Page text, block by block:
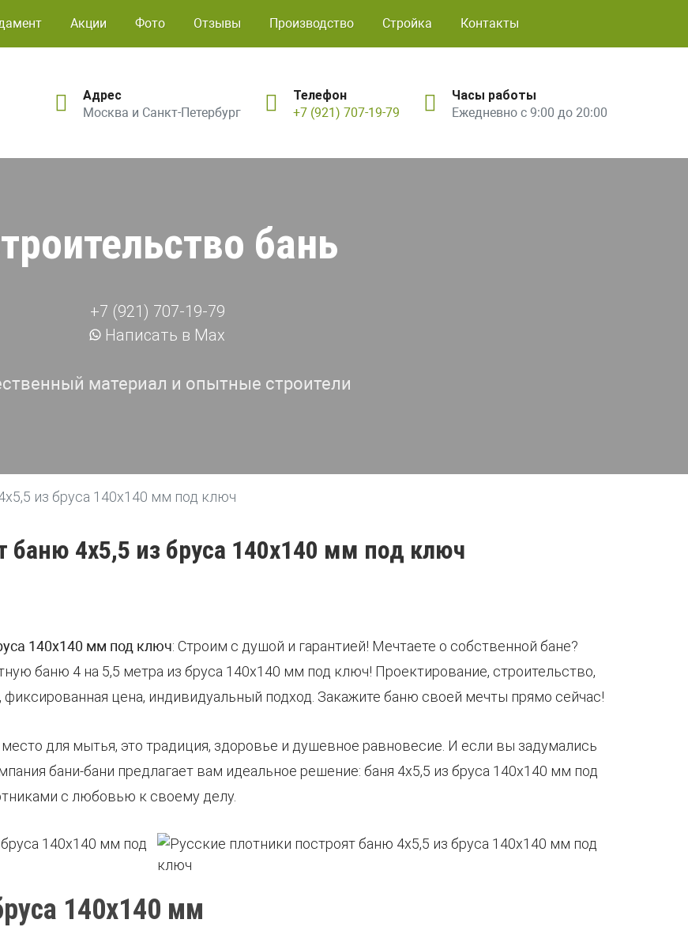
Акции Фото Отзывы Производство Стройка Контакты
Адрес
Москва и Санкт-Петербург
Телефон
+7 (921) 707-19-79
Часы работы
Ежедневно с 9:00 до 20:00
бань
+7 (921) 707-19-79
Написать в Max
материал и опытные строители
из бруса 140х140 мм под ключ
баню 4х5,5 из бруса 140х140 мм под ключ
140х140 мм под ключ: Строим с душой и гарантией! Мечтаете о собственной бане?
баню 4 на 5,5 метра из бруса 140х140 мм под ключ! Проектирование, строительство,
фиксированная цена, индивидуальный подход. Закажите баню своей мечты прямо сейчас!
место для мытья, это традиция, здоровье и душевное равновесие. И если вы задумались
бани-бани предлагает вам идеальное решение: баня 4х5,5 из бруса 140х140 мм под
с любовью к своему делу.
140х140 мм